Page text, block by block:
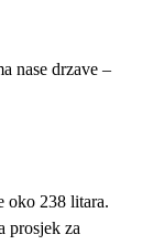
nase drzave –
oko 238 litara.
prosjek za